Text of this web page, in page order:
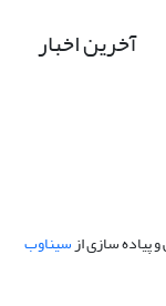
آخرین اخبار
پیاده سازی ازسیناوب